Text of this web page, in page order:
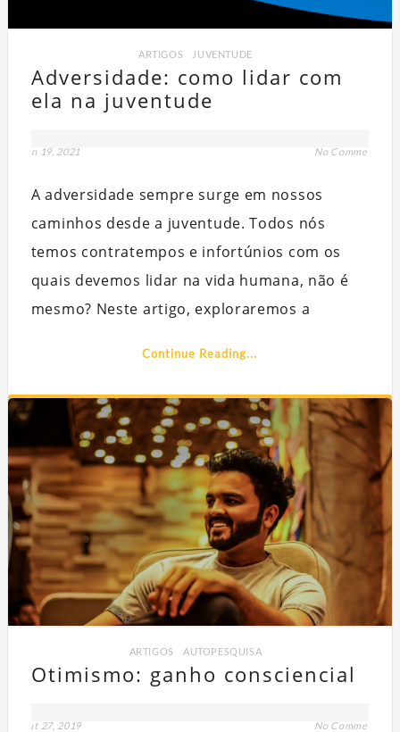
ARTIGOS JUVENTUDE
Adversidade: como lidar com
ela na juventude
jan 19, 2021 No Comment
A adversidade sempre surge em nossos
caminhos desde a juventude. Todos nós
temos contratempos e infortúnios com os
quais devemos lidar na vida humana, não é
mesmo? Neste artigo, exploraremos a
Continue Reading...
ARTIGOS ,AUTOPESQUISA
Otimismo: ganho consciencial
out 27, 2019 No Comment